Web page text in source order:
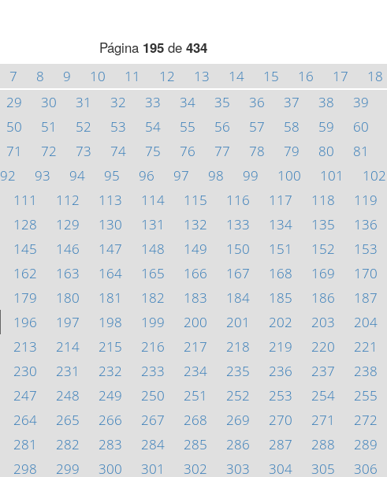
Página 195de 434
7 8 9 10 11 12 13 14 15 16 17 18
29 30 31 32 33 34 35 36 37 38 39
50 51 52 53 54 55 56 57 58 59 60
71 72 73 74 75 76 77 78 79 80 81
92 93 94 95 96 97 98 99 100 101 102
111 112 113 114 115 116 117 118 119
128 129 130 131 132 133 134 135 136
145 146 147 148 149 150 151 152 153
162 163 164 165 166 167 168 169 170
179 180 181 182 183 184 185 186 187
196 197 198 199 200 201 202 203 204
213 214 215 216 217 218 219 220 221
230 231 232 233 234 235 236 237 238
247 248 249 250 251 252 253 254 255
264 265 266 267 268 269 270 271 272
281 282 283 284 285 286 287 288 289
298 299 300 301 302 303 304 305 306